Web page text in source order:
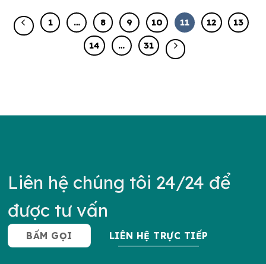
1 … 8 9 10 11 12 13
14 … 31
Liên hệ chúng tôi 24/24 để
được tư vấn
BẤM GỌI LIÊN HỆ TRỰC TIẾP